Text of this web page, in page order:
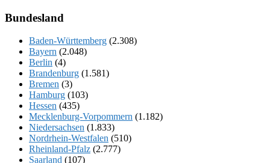
Bundesland
Baden-Württemberg (2.308)
Bayern (2.048)
Berlin (4)
Brandenburg (1.581)
Bremen (3)
Hamburg (103)
Hessen (435)
Mecklenburg-Vorpommern (1.182)
Niedersachsen (1.833)
Nordrhein-Westfalen (510)
Rheinland-Pfalz (2.777)
Saarland (107)